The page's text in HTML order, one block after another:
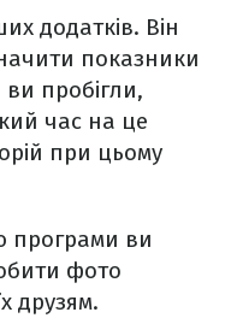
додатків. Він
показники
ви пробігли,
час на це
при цьому
програми ви
фото
друзям.